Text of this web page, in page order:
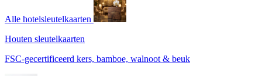
Alle hotelsleutelkaarten
Houten sleutelkaarten
FSC-gecertificeerd kers, bamboe, walnoot & beuk